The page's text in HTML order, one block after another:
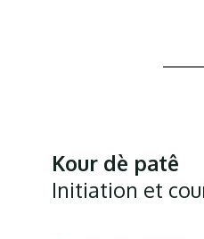
Kour dè patê
Initiation et